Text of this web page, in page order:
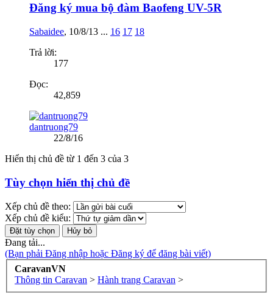
Đăng ký mua bộ đàm Baofeng UV-5R
Sabaidee, 10/8/13 ... 16 17 18
Trả lời:
177
Đọc:
42,859
dantruong79
22/8/16
Hiển thị chủ đề từ 1 đến 3 của 3
Tùy chọn hiển thị chủ đề
Xếp chủ đề theo:
Xếp chủ đề kiểu:
Đang tải...
(Bạn phải Đăng nhập hoặc Đăng ký để đăng bài viết)
CaravanVN
Thông tin Caravan > Hành trang Caravan >